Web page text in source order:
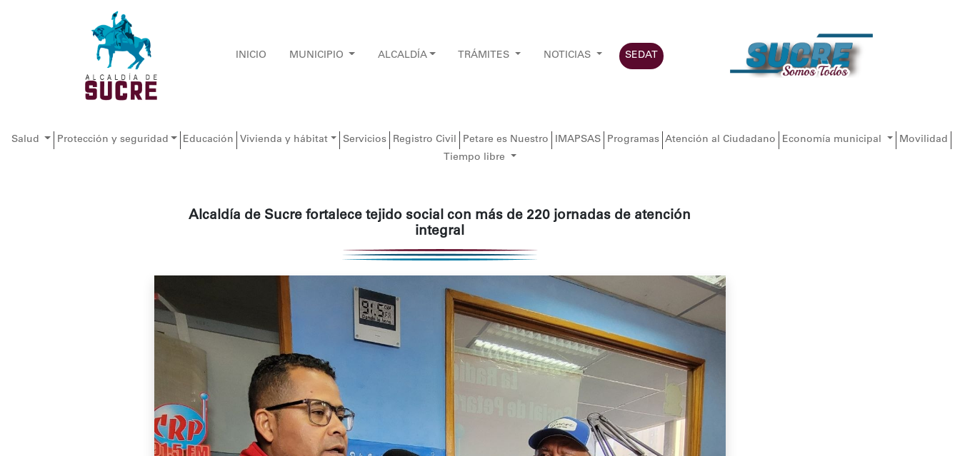
INICIO MUNICIPIO ALCALDÍA TRÁMITES NOTICIAS SEDAT
Salud Protección y seguridad Educación Vivienda y hábitat Servicios Registro Civil Petare es Nuestro IMAPSAS Programas Atención al Ciudadano Economía municipal
Movilidad
Tiempo libre
Alcaldía de Sucre fortalece tejido social con más de 220 jornadas de atención
integral